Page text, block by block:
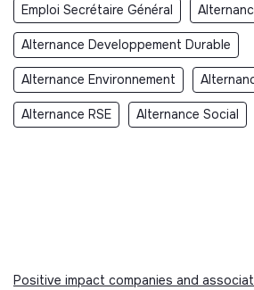
Emploi Secrétaire Général
Alternance Developpement Durable
Alternance Environnement
Alternance RSE Alternance Social
Positive impact companies and